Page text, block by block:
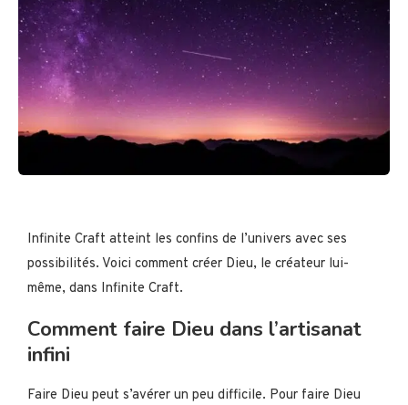
Infinite Craft atteint les confins de l’univers avec ses
possibilités. Voici comment créer Dieu, le créateur lui-
même, dans Infinite Craft.
Comment faire Dieu dans l’artisanat
infini
Faire Dieu peut s’avérer un peu difficile. Pour faire Dieu